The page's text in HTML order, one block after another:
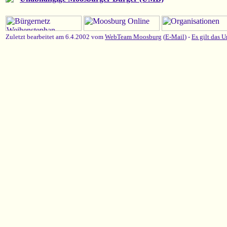
Zuletzt bearbeitet am 6.4.2002 vom WebTeam Moosburg (E-Mail) - Es gilt das